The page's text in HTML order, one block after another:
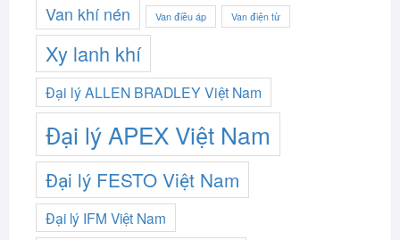
Van khí nén Van điều áp Van điện từ
Xy lanh khí
Đại lý ALLEN BRADLEY Việt Nam
Đại lý APEX Việt Nam
Đại lý FESTO Việt Nam
Đại lý IFM Việt Nam